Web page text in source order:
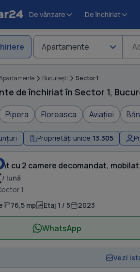
De vânzare De închiriat
Apartamente
Bucureşti Sector 1
de închiriat în Sector 1,
Pipera Floreasca Aviației
Proprietăți unice:13.305
cu 2 camere decomandat, mobilat
/ lună
1
76,5 mp Etaj 1 / 5 2023
WhatsApp
Vezi